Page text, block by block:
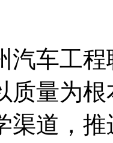
汽车工
质量为
渠道，